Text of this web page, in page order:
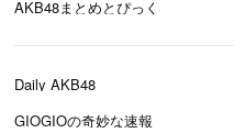
AKB48まとめとぴっく
Daily AKB48
GIOGIOの奇妙な速報